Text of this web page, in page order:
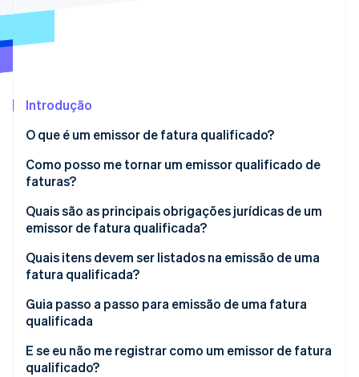
Radar
Atlas
Remoção de carbono
Verificação de identidade
Stripe Sessions 2026
Assista agora
Introdução
O que é um emissor de fatura qualificado?
Como posso me tornar um emissor qualificado de
faturas?
E quanto às empresas isentas de impostos?
Quais são as principais obrigações jurídicas de um
emissor de fatura qualificada?
Quais itens devem ser listados na emissão de uma
fatura qualificada?
Guia passo a passo para emissão de uma fatura
qualificada
E se eu não me registrar como um emissor de fatura
qualificado?